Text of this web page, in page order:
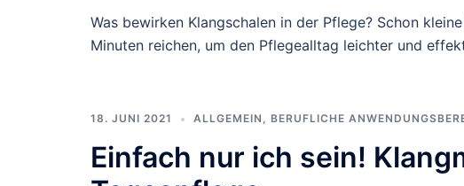
Was bewirken Klangschalen in der Pflege? Schon
Minuten reichen, um den Pflegealltag leichter und
18. JUNI 2021 ALLGEMEIN , BERUFLICHE
Einfach nur ich sein!